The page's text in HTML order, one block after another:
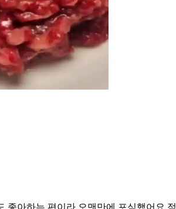
좋아하는 편이라 오맨만에 포식했어요